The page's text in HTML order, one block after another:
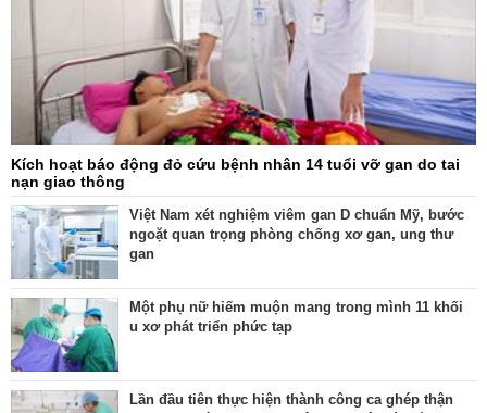
Kích hoạt báo động đỏ cứu bệnh nhân 14 tuổi vỡ gan do tai
nạn giao thông
Việt Nam xét nghiệm viêm gan D chuẩn Mỹ, bước
ngoặt quan trọng phòng chống xơ gan, ung thư
gan
Một phụ nữ hiếm muộn mang trong mình 11 khối
u xơ phát triển phức tạp
Lần đầu tiên thực hiện thành công ca ghép thận